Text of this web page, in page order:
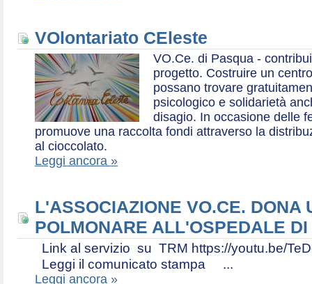
VOlontariato CEleste
VO.Ce. di Pasqua -
progetto. Costruire un
possano trovare
psicologico e solidarietà
disagio. In occasione delle
promuove una raccolta fondi attraverso la
al cioccolato.
Leggi ancora »
L'ASSOCIAZIONE VO.CE. DONA
POLMONARE ALL'OSPEDALE
Link al servizio su TRM https://youtu.be/
Leggi il comunicato stampa ...
Leggi ancora »